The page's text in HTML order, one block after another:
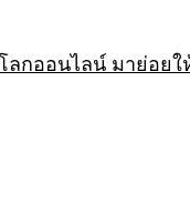
กออนไลน์ มาย่อย